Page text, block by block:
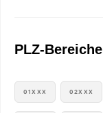
PLZ-Bereiche
01XXX 02XXX